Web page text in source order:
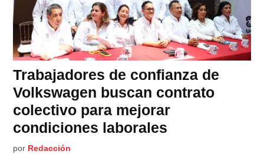
Trabajadores de confianza de
Volkswagen buscan contrato
colectivo para mejorar
condiciones laborales
por Redacción